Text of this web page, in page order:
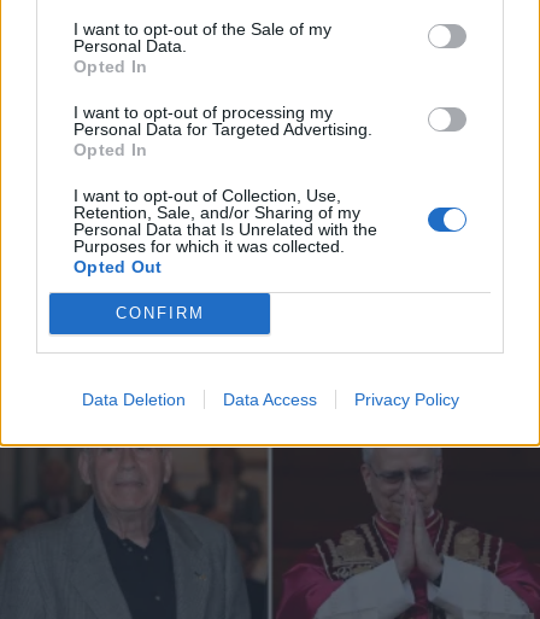
I want to opt-out of the Sale of my
Personal Data.
Opted In
I want to opt-out of processing my
Personal Data for Targeted Advertising.
Opted In
I want to opt-out of Collection, Use,
Retention, Sale, and/or Sharing of my
Personal Data that Is Unrelated with the
Purposes for which it was collected.
Opted Out
CONFIRM
Data Deletion Data Access Privacy Policy
PARAPOLITIKA NEWSROOM
Πάπας Λέων ΙΔ': Το πρώτο βίντεο μέσα
από την Καπέλα Σιστίνα μετά την εκλογή
και την πολιτική απορρήτου
X